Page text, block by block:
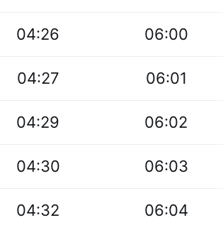
04:26 06:00
04:27 06:01
04:29 06:02
04:30 06:03
04:32 06:04